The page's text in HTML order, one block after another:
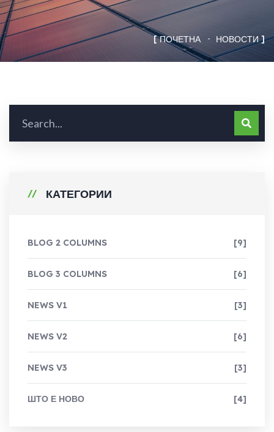
ПОЧЕТНА НОВОСТИ
КАТЕГОРИИ
BLOG 2 COLUMNS [9]
BLOG 3 COLUMNS [6]
NEWS V1 [3]
NEWS V2 [6]
NEWS V3 [3]
ШТО Е НОВО [4]